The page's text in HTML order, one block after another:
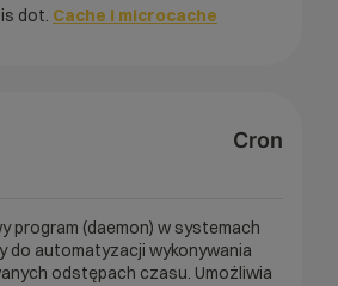
dot. Cache i microcache
Cron
program (daemon) w systemach
do automatyzacji wykonywania
odstępach czasu. Umożliwia